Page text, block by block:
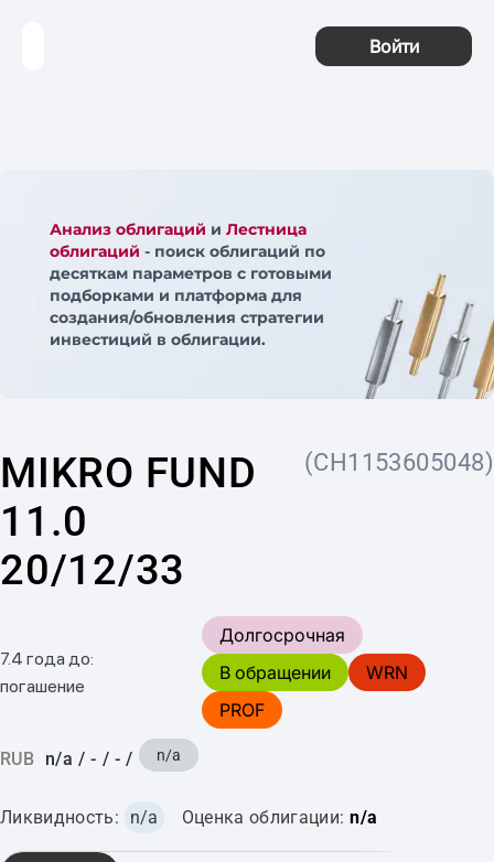
Войти
Анализ облигаций и Лестница
облигаций - поиск облигаций по
десяткам параметров с готовыми
подборками и платформа для
создания/обновления стратегии
инвестиций в облигации.
MIKRO FUND
11.0
20/12/33
(CH1153605048)
7.4 года до:
погашение
Долгосрочная
В обращении
WRN
PROF
RUB n/a / - / - / n/a
Ликвидность: n/a Оценка облигации: n/a